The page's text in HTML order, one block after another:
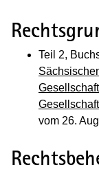
Teil 2,
vom 26.